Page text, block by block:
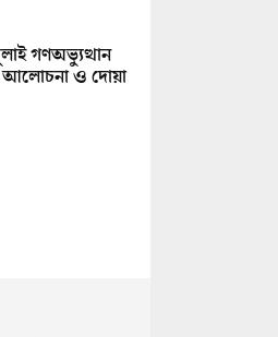
গণঅভ্যুত্থান
আলোচনা ও দোয়া